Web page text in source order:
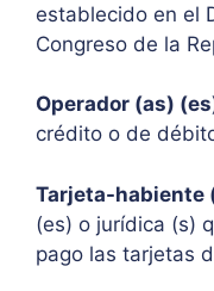
establecido en el
Congreso de la
Operador (as)
crédito o de
Tarjeta-habiente
(es) o jurídica (s)
pago las tarjetas